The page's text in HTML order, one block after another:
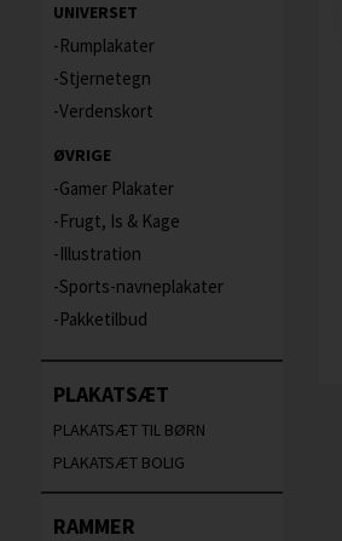
UNIVERSET
Rumplakater
Stjernetegn
Verdenskort
ØVRIGE
Gamer Plakater
Frugt, Is & Kage
Illustration
Sports-navneplakater
Pakketilbud
PLAKATSÆT
PLAKATSÆT TIL BØRN
PLAKATSÆT BOLIG
RAMMER